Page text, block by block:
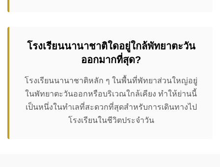
โรงเรียนนานาชาติใดอยู่ใกล้พัทยาตะวัน
ออกมากที่สุด?
โรงเรียนนานาชาติหลัก ๆ ในพื้นที่พัทยาส่วนใหญ่อยู่
ในพัทยาตะวันออกหรือบริเวณใกล้เคียง ทำให้ย่านนี้
เป็นหนึ่งในทำเลที่สะดวกที่สุดสำหรับการเดินทางไป
โรงเรียนในชีวิตประจำวัน